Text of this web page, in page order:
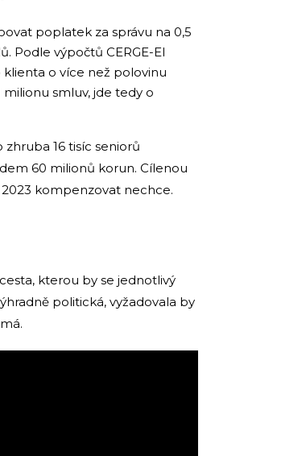
poplatek za správu na 0,5
Podle výpočtů CERGE-EI
o více než polovinu
smluv, jde tedy o
16 tisíc seniorů
60 milionů korun. Cílenou
kompenzovat nechce.
kterou by se jednotlivý
politická, vyžadovala by